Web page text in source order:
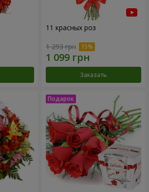
11 красных роз
1 293 грн
Заказать